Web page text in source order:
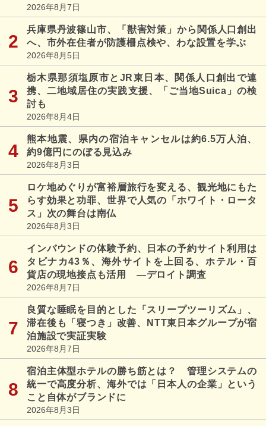
2026年8月7日
兵庫県丹波篠山市、「獣害対策」から関係人口創出
へ、市外在住者が防護柵点検や、わな設置を学ぶ
2026年8月5日
栃木県那須塩原市とJR東日本、関係人口創出で連
携、二地域居住の実践支援、「ご当地Suica」の検
討も
2026年8月4日
熊本地震、県内の宿泊キャンセルは約6.5万人泊、
約9億円にのぼる見込み
2026年8月3日
ロケ地めぐりが富裕層旅行を変える、観光地にもた
らす効果と功罪、世界で人気の「ホワイト・ロータ
ス」次の舞台は南仏
2026年8月3日
インバウンドの体験予約、日本の予約サイト利用は
タビナカ43％、海外サイトを上回る、ホテル・百
貨店の現地接点も活用 ―デロイト調査
2026年8月7日
良質な睡眠を目的とした「スリープツーリズム」、
滞在後も「寝つき」改善、NTT東日本グループが宿
泊施設で実証実験
2026年8月7日
宿泊主体型ホテルの勝ち筋とは？ 管理システムの
統一で高度分析、海外では「日本人の企業」という
こと自体がブランドに
2026年8月3日